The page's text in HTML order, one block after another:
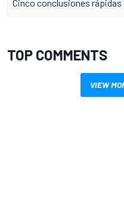
Cinco conclusiones rápidas
TOP COMMENTS
VIEW